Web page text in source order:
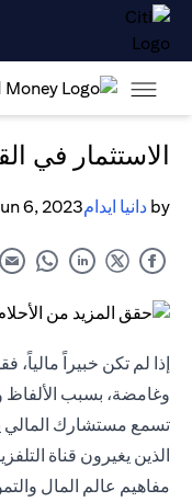
الاستثمار في
by دانيا ايدام6, 2023
إذا لم تكن خبيراً
وغامضة، بسبب الألفاظ
تسمع مستشارك المالي
الذين يغيرون قناة
مفاهيم عالم المال